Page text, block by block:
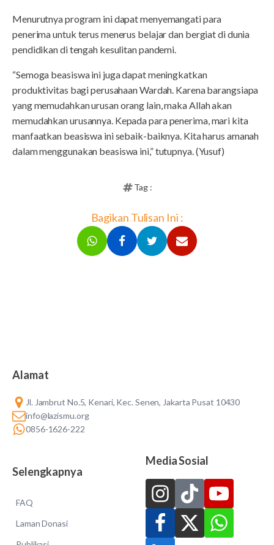
Menurutnya program ini dapat menyemangati para
penerima untuk terus menerus belajar dan bergiat di dunia
pendidikan di tengah kesulitan pandemi.
“Semoga beasiswa ini juga dapat meningkatkan
produktivitas bagi perusahaan Wardah. Karena barangsiapa
yang memudahkan urusan orang lain, maka Allah akan
memudahkan urusannya. Kepada para penerima, mari kita
manfaatkan beasiswa ini sebaik-baiknya. Kita harus amanah
dalam menggunakan beasiswa ini,” tutupnya. (Yusuf)
Tag :
Bagikan Tulisan Ini :
Alamat
Jl. Jambrut No.5, Kenari, Kec. Senen, Jakarta Pusat 10430
info@lazismu.org
0856-1626-222
Selengkapnya
FAQ
Laman Donasi
Media Sosial